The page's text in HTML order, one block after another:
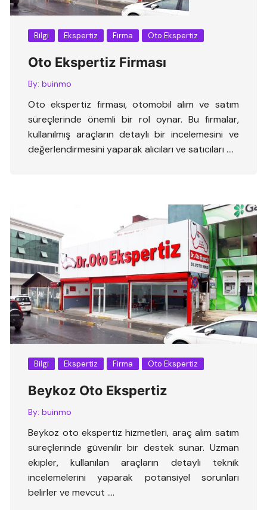
Bilgi Ekspertiz Firma Oto Ekspertiz
Oto Ekspertiz Firması
By: buinmo
Oto ekspertiz firması, otomobil alım ve satım
süreçlerinde önemli bir rol oynar. Bu firmalar,
kullanılmış araçların detaylı bir incelemesini ve
değerlendirmesini yaparak alıcıları ve satıcıları ….
Bilgi Ekspertiz Firma Oto Ekspertiz
Beykoz Oto Ekspertiz
By: buinmo
Beykoz oto ekspertiz hizmetleri, araç alım satım
süreçlerinde güvenilir bir destek sunar. Uzman
ekipler, kullanılan araçların detaylı teknik
incelemelerini yaparak potansiyel sorunları
belirler ve mevcut ….